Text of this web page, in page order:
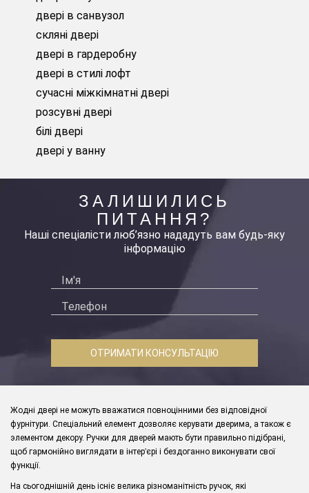
двері в санвузол
скляні двері
двері в гардеробну
двері в стилі лофт
сучасні міжкімнатні двері
розсувні двері
білі двері
двері у ванну
ЗАЛИШИЛИСЬ
ПИТАННЯ?
Наші спеціалісти люб’язно нададуть вам будь-яку
інформацію
ОТРИМАТИ КОНСУЛЬТАЦІЮ
Жодні двері не можуть вважатися повноцінними без відповідної
фурнітури. Спеціальний елемент дозволяє керувати дверима, а також є
элементом декору. Ручки для дверей мають бути правильно підібрані,
щоб гармонійно виглядати в інтер'єрі і бездоганно виконувати свої
функції.
На сьогоднішній день існіє велика різноманітність ручок, які